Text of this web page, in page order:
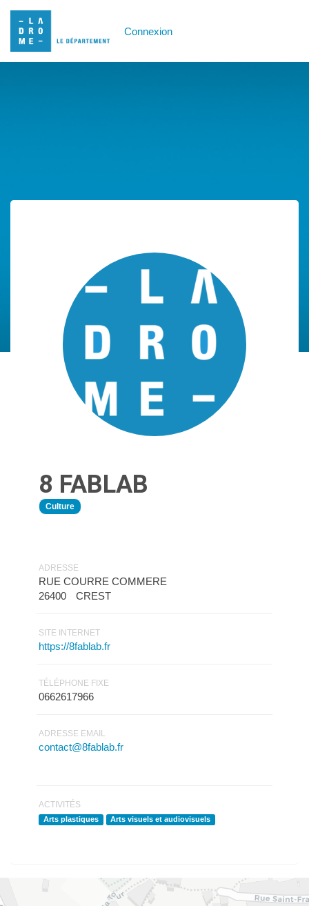
Connexion
8 FABLAB
Culture
ADRESSE
RUE COURRE COMMERE
26400
CREST
SITE INTERNET
https://8fablab.fr
TÉLÉPHONE FIXE
0662617966
ADRESSE EMAIL
contact@8fablab.fr
ACTIVITÉS
Arts plastiques Arts visuels et audiovisuels